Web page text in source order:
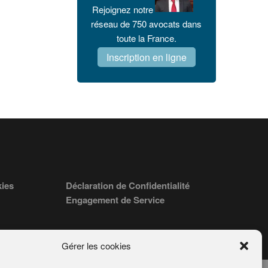
Gérer les cookies
Rejoignez notre
réseau de 750 avocats dans
toute la France.
Inscription en ligne
Déclaration de Confidentialité
Engagement de Service